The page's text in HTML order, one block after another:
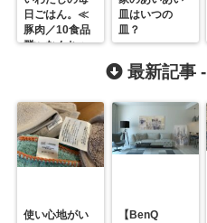
日ごはん。≪
豚肉／10食品
群≫なんちゃ
皿はいつの
皿？
最新記事 -
使い心地がい
【BenQ